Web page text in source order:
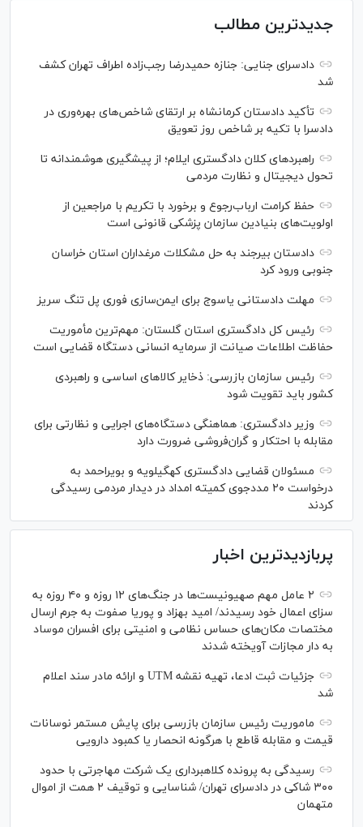
جدیدترین مطالب
دادسرای جنایی: جنازه حمیدرضا رجب‌زاده اطراف تهران کشف
شد
تأکید دادستان کرمانشاه بر ارتقای شاخص‌های بهره‌وری در
دادسرا با تکیه بر شاخص روز تعویق
راهبرد‌های کلان دادگستری ایلام؛ از پیشگیری هوشمندانه تا
تحول دیجیتال و نظارت مردمی
حفظ کرامت ارباب‌رجوع و برخورد با تکریم با مراجعین از
اولویت‌های بنیادین سازمان پزشکی قانونی است
دادستان بیرجند به حل مشکلات مرغداران استان خراسان
جنوبی ورود کرد
مهلت دادستانی یاسوج برای ایمن‌سازی فوری پل تنگ سریز
رئیس کل دادگستری استان گلستان: مهم‌ترین مأموریت
حفاظت اطلاعات صیانت از سرمایه انسانی دستگاه قضایی است
رئیس سازمان بازرسی: ذخایر کالاهای اساسی و راهبردی
کشور باید تقویت شود
وزیر دادگستری: هماهنگی دستگاه‌های اجرایی و نظارتی برای
مقابله با احتکار و گران‌فروشی ضرورت دارد
مسئولان قضایی دادگستری کهگیلویه و بویراحمد به
درخواست‌ ۲۰ مددجوی کمیته امداد در دیدار مردمی رسیدگی
کردند
پربازدیدترین اخبار
۲ عامل مهم صهیونیست‌ها در جنگ‌های ۱۲ روزه و ۴۰ روزه به
سزای اعمال خود رسیدند/ امید بهزاد و پوریا صفوت به جرم ارسال
مختصات مکان‌های حساس نظامی و امنیتی برای افسران موساد
به دار مجازات آویخته شدند
جزئیات ثبت ادعا، تهیه نقشه UTM و ارائه مادر سند اعلام
شد
ماموریت رئیس سازمان بازرسی برای پایش مستمر نوسانات
قیمت و مقابله قاطع با هرگونه انحصار یا کمبود دارویی
رسیدگی به پرونده کلاهبرداری یک شرکت مهاجرتی با حدود
۳۰۰ شاکی در دادسرای تهران/ شناسایی و توقیف ۲ همت از اموال
متهمان